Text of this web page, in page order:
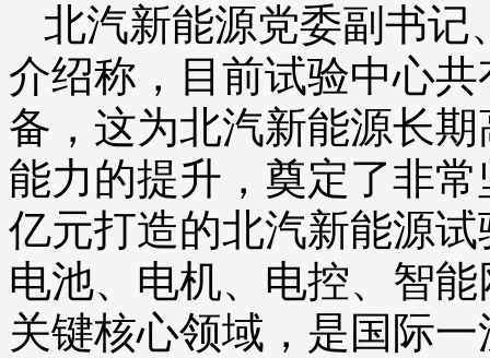
北汽新能源党委副书记
介绍称，目前试验中心
备，这为北汽新能源长
能力的提升，奠定了非
亿元打造的北汽新能源
电池、电机、电控、智
关键核心领域，是国际